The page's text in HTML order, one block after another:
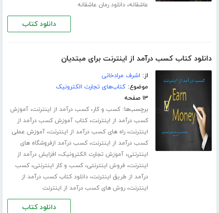
عاشقانه،دانلود رمان عاشقانه
دانلود کتاب
دانلود کتاب کسب درآمد از اینترنت برای مبتدیان
از: اشرف مرادخانی
موضوع:کتاب‌های تجارت الکترونیک
۱۳ صفحه
برچسب‌ها:کسب و کار،کسب درآمد از اینترنت،آموزش
کسب درآمد از اینترنت،کتاب آموزش کسب درآمد از
اینترنت،راه های کسب درآمد از اینترنت،آموزش عملی
کسب درآمد از اینترنت،کسب درآمد ازفروشگاه های
اینترنتی،آموزش تجارت الکترونیک، افزایش درآمد از
اینترنت، فروش اینترنتی،کسب و کار اینترنتی،کسب
درآمد از طریق اینترنت،دانلود کتاب کسب درآمد از
اینترنت،روش های کسب درآمد از اینترنت
دانلود کتاب